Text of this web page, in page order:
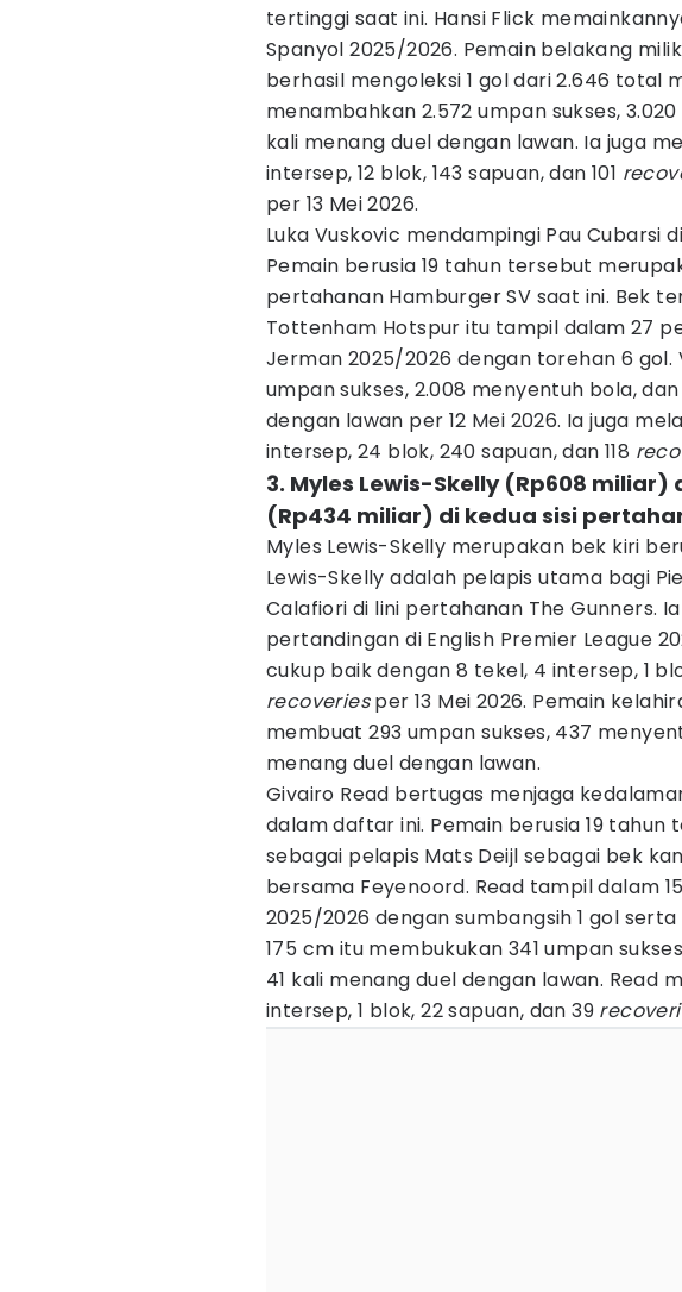
tertinggi saat ini. Hansi Flick
Spanyol 2025/2026. Pemain belakang
berhasil mengoleksi 1 gol dari 2.646 total
menambahkan 2.572 umpan sukses,
kali menang duel dengan lawan. Ia juga
intersep, 12 blok, 143 sapuan, dan 101
per 13 Mei 2026.
Luka Vuskovic mendampingi Pau Cubarsi
Pemain berusia 19 tahun tersebut
pertahanan Hamburger SV saat ini. Bek
Tottenham Hotspur itu tampil dalam 27
Jerman 2025/2026 dengan torehan 6 gol.
umpan sukses, 2.008 menyentuh bola,
dengan lawan per 12 Mei 2026. Ia juga
intersep, 24 blok, 240 sapuan, dan 118
3. Myles Lewis-Skelly (Rp608 miliar)
(Rp434 miliar) di kedua sisi
Myles Lewis-Skelly merupakan bek kiri
Lewis-Skelly adalah pelapis utama bagi
Calafiori di lini pertahanan The Gunners.
pertandingan di English Premier League
cukup baik dengan 8 tekel, 4 intersep, 1
recoveriesper 13 Mei 2026. Pemain
membuat 293 umpan sukses, 437
menang duel dengan lawan.
Givairo Read bertugas menjaga
dalam daftar ini. Pemain berusia 19
sebagai pelapis Mats Deijl sebagai bek
bersama Feyenoord. Read tampil dalam
2025/2026 dengan sumbangsih 1 gol serta
175 cm itu membukukan 341 umpan
41 kali menang duel dengan lawan. Read
intersep, 1 blok, 22 sapuan, dan 39